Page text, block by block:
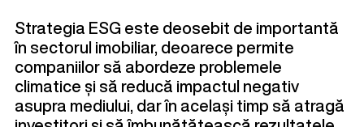
Strategia ESG este deosebit de importantă
în sectorul imobiliar, deoarece permite
companiilor să abordeze problemele
climatice și să reducă impactul negativ
asupra mediului, dar în același timp să atragă